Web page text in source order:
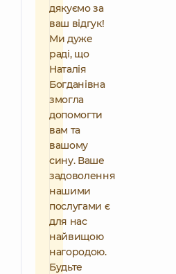
дякуємо за
ваш відгук!
Ми дуже
раді, що
Наталія
Богданівна
змогла
допомогти
вам та
вашому
сину. Ваше
задоволення
нашими
послугами є
для нас
найвищою
нагородою.
Будьте